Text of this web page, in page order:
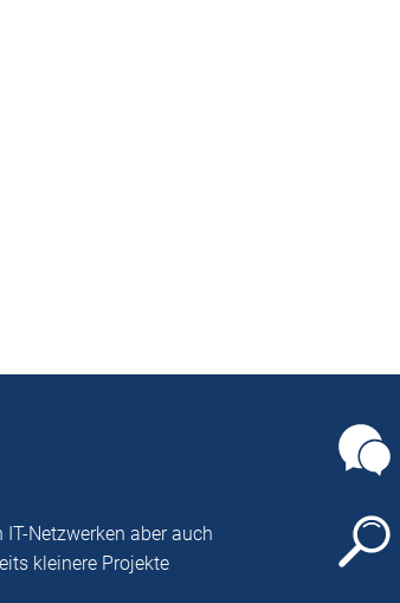
Netzwerken aber auch
kleinere Projekte